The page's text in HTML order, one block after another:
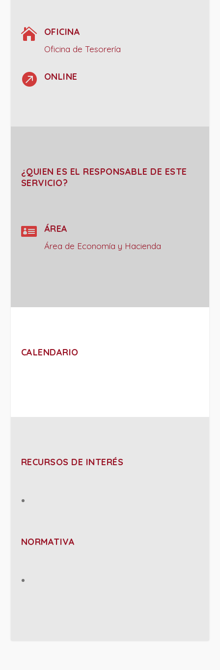
 OFICINA
Oficina de Tesorería
 ONLINE
¿QUIEN ES EL RESPONSABLE DE ESTE
SERVICIO?
 ÁREA
Área de Economía y Hacienda
CALENDARIO
RECURSOS DE INTERÉS
NORMATIVA